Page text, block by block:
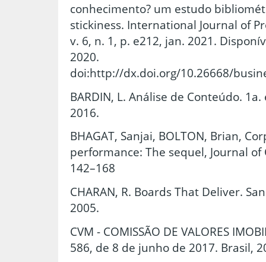
conhecimento? um estudo
stickiness. International Journal of
v. 6, n. 1, p. e212, jan. 2021.
2020.
doi:http://dx.doi.org/10.26668/
BARDIN, L. Análise de Conteúdo.
2016.
BHAGAT, Sanjai, BOLTON, Brian,
performance: The sequel, Journal
142–168
CHARAN, R. Boards That Deliver.
2005.
CVM - COMISSÃO DE VALORES
586, de 8 de junho de 2017. Brasil,